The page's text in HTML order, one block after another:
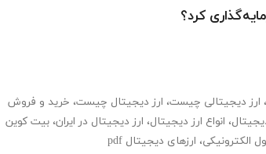
کرد؟
، ارز دیجیتالی چیست، ارز دیجیتال چیست، خرید و فروش
، انواع ارز دیجیتال، ارز دیجیتال در ایران، بیت کوین
الکترونیکی، ارزهای دیجیتال pdf